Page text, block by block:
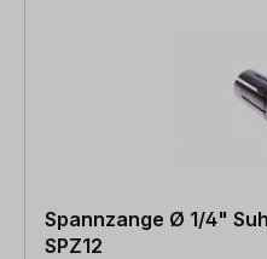
Spannzange Ø 1/4"
SPZ12